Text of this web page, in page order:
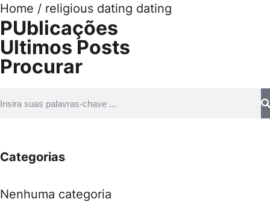
Home / religious dating dating
PUblicações
Ultimos Posts
Procurar
Categorias
Nenhuma categoria